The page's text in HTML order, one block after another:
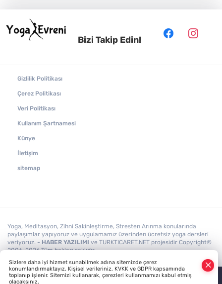
Sanskritçe: Hint Kültürünün Kutsal Dili
Bizi Takip Edin!
Gizlilik Politikası
Çerez Politikası
Veri Politikası
Kullanım Şartnamesi
Künye
İletişim
sitemap
Yoga, Meditasyon, Zihni Sakinleştirme, Stresten Arınma konularında
paylaşımlar yapıyoruz ve uygulamamız üzerinden ücretsiz yoga dersleri
veriyoruz. - HABER YAZILIMI ve TURKTICARET.NET projesidir Copyright©
2006-2026 Tüm hakları saklıdır.
Sizlere daha iyi hizmet sunabilmek adına sitemizde çerez
konumlandırmaktayız. Kişisel verileriniz, KVKK ve GDPR kapsamında
toplanıp işlenir. Sitemizi kullanarak, çerezleri kullanmamızı kabul etmiş
olacaksınız.